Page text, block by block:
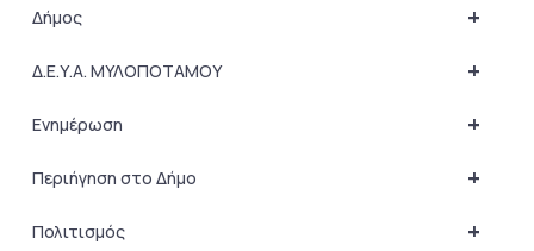
+
Δήμος
+
Δ.Ε.Υ.Α. ΜΥΛΟΠΟΤΑΜΟΥ
+
Ενημέρωση
+
Περιήγηση στο Δήμο
+
Πολιτισμός